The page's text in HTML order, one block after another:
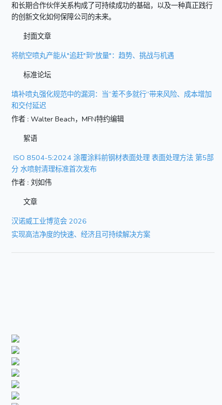
和长期合作伙伴关系构成了可持续成功的基础，以及一种真正践行
的创新文化如何保障公司的未来。
封面文章
将航空喷丸产能从"追赶"到"放量"：趋势、挑战与机遇
标准论坛
填补喷丸强化规范中的漏洞：当“差不多就行”带来风险、成本增加
和交付延迟
作者 : Walter Beach，MFN特约编辑
絮语
ISO 8504-5:2024 涂覆涂料前钢材表面处理 表面处理方法 第5部
分 水喷射清理标准首次发布
作者 : 刘如伟
文章
汉诺威工业博览会 2026
实现高洁净度的快速、经济且可持续解决方案